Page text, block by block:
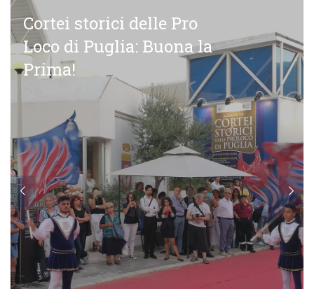
Cortei storici delle Pro
Loco di Puglia: Buona la
Prima!